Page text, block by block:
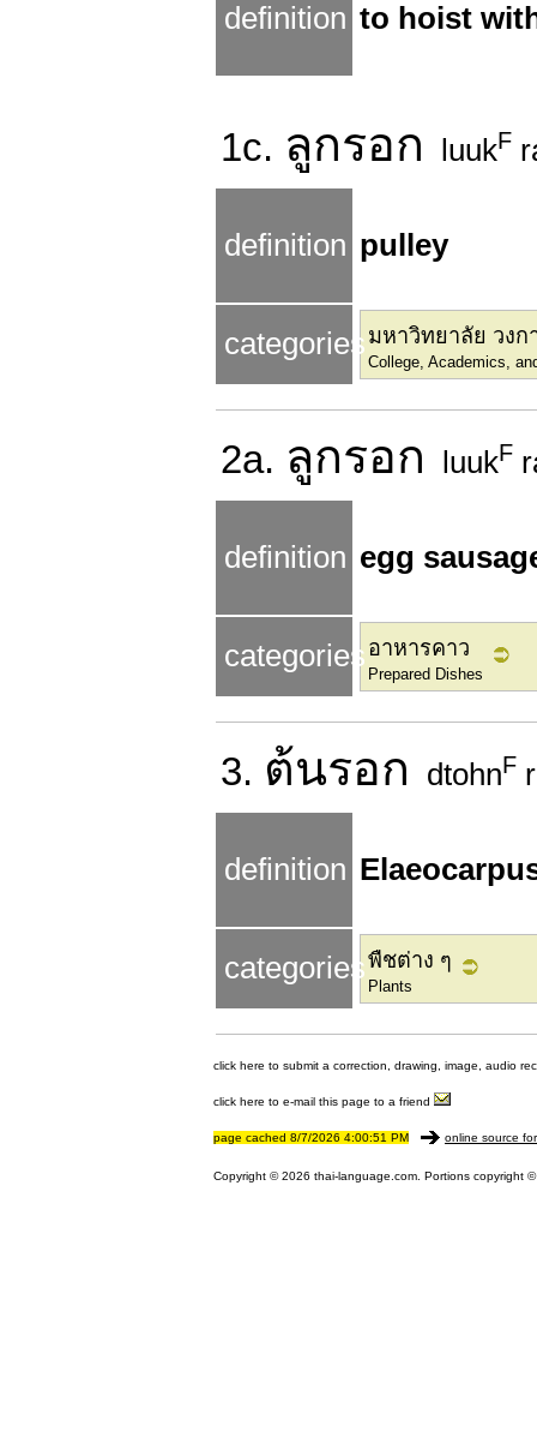
definition to hoist
1c. ลูกรอก luukF
definition pulley
categories มหาวิทยาลัย วงก
College, Academics,
2a. ลูกรอก luukF
definition egg
categories อาหารคาว
Prepared Dishes
3. ต้นรอก dtohnF
definition
categoriesพืชต่าง ๆ
Plants
click here to submit a correction, drawing, image, audio
click here to e-mail this page to a friend
page cached 8/7/2026 4:00:51 PM online source
Copyright © 2026 thai-language.com. Portions copyright